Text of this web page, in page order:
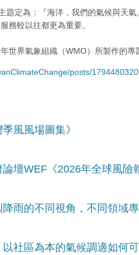
題定為：『海洋，我們的氣候與天氣
務較以往都更為重要。
世界氣象組織（WMO）所製作的專
posts/
風風場圖集》
壇WEF《2026年全球風
雨的不同視角，不同領域
社區為本的氣候調適如何